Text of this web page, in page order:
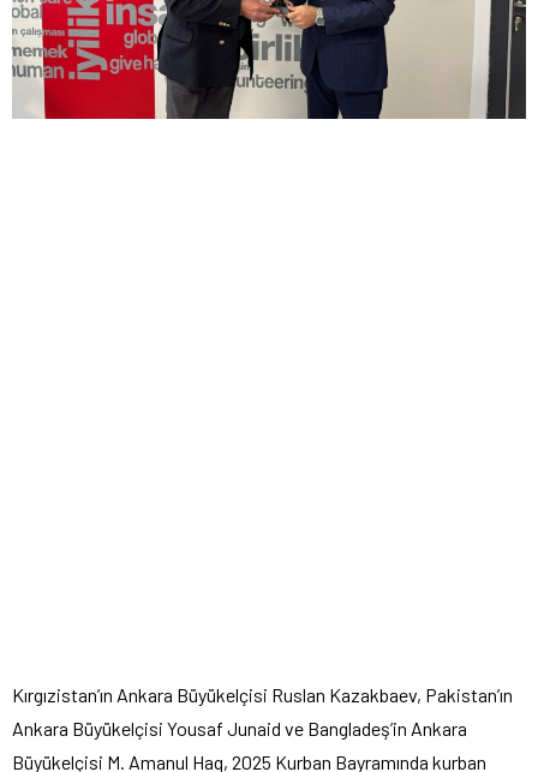
Kırgızistan’ın Ankara Büyükelçisi Ruslan Kazakbaev, Pakistan’ın
Ankara Büyükelçisi Yousaf Junaid ve Bangladeş’in Ankara
Büyükelçisi M. Amanul Haq, 2025 Kurban Bayramında kurban